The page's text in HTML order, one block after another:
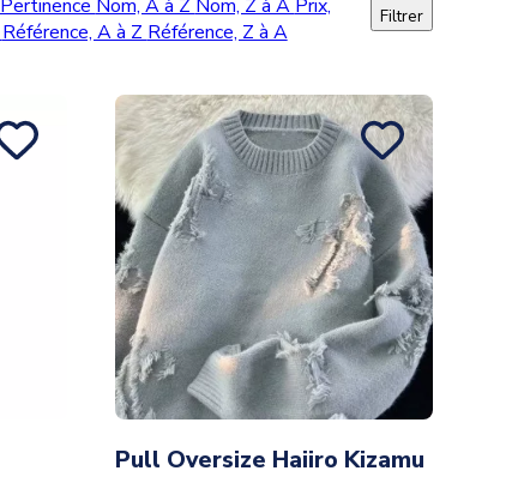
Pertinence Nom, A à Z Nom, Z à A Prix,
Référence, A à Z Référence, Z à A
Filtrer
Pull Oversize Haiiro Kizamu